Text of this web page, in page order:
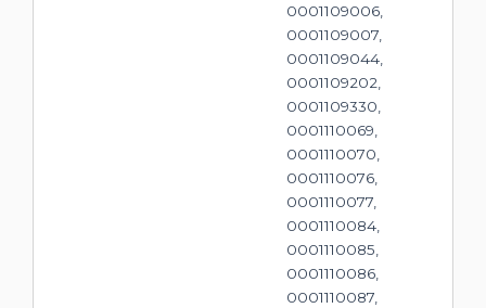
0001109006,
0001109007,
0001109044,
0001109202,
0001109330,
0001110069,
0001110070,
0001110076,
0001110077,
0001110084,
0001110085,
0001110086,
0001110087,